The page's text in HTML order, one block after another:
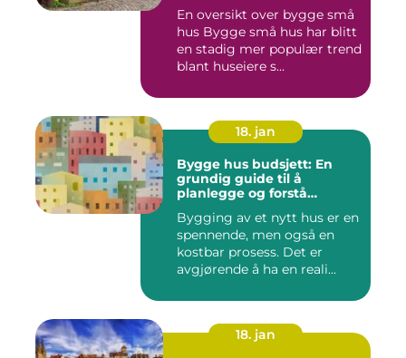
En oversikt over bygge små
hus Bygge små hus har blitt
en stadig mer populær trend
blant huseiere s...
18. jan
Bygge hus budsjett: En
grundig guide til å
planlegge og forstå
Bygging av et nytt hus er en
spennende, men også en
kostbar prosess. Det er
avgjørende å ha en reali...
18. jan